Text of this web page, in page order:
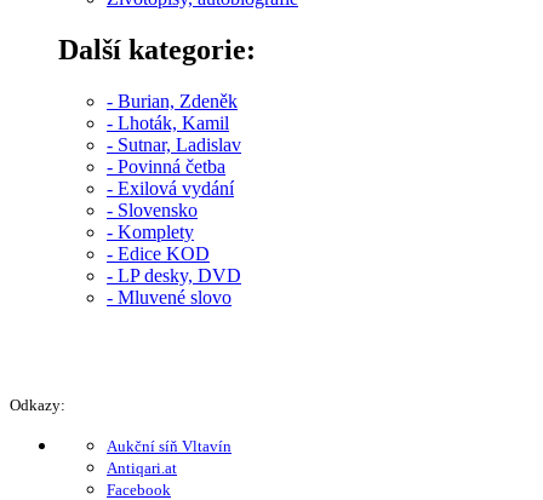
Další kategorie:
- Burian, Zdeněk
- Lhoták, Kamil
- Sutnar, Ladislav
- Povinná četba
- Exilová vydání
- Slovensko
- Komplety
- Edice KOD
- LP desky, DVD
- Mluvené slovo
Odkazy:
Aukční síň Vltavín
Antiqari.at
Facebook